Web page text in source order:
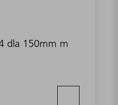
dla 150mm m